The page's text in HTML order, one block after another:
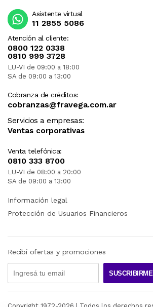
Atención al cliente:
0800 122 0338
0810 999 3728
LU-VI de 09:00 a 18:00
SA de 09:00 a 13:00
Cobranza de créditos:
cobranzas@fravega.com.ar
Servicios a empresas:
Ventas corporativas
Venta telefónica:
0810 333 8700
LU-VI de 08:00 a 20:00
SA de 09:00 a 13:00
Asistente virtual
11 2855 5086
Información legal
Protección de Usuarios Financieros
Recibí ofertas y promociones
SUSCRIBIRME